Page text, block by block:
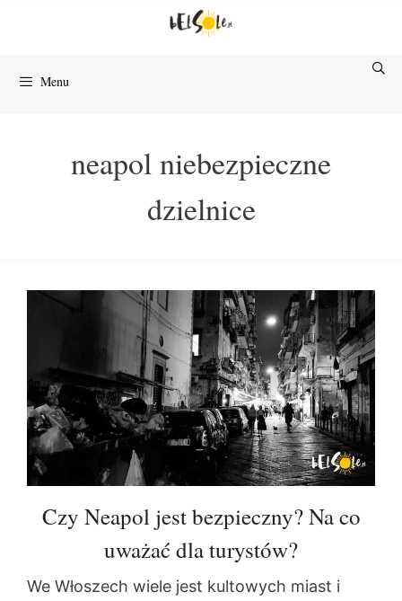
Menu
neapol niebezpieczne
dzielnice
Czy Neapol jest bezpieczny? Na co
uważać dla turystów?
We Włoszech wiele jest kultowych miast i